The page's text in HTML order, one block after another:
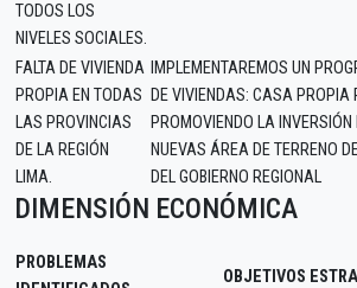
TODOS LOS
NIVELES SOCIALES.
FALTA DE VIVIENDA
PROPIA EN TODAS
LAS PROVINCIAS
DE LA REGIÓN
LIMA.
IMPLEMENTAREMOS UN
DE VIVIENDAS: CASA PROPIA
PROMOVIENDO LA INVERSIÓN
NUEVAS ÁREA DE TERRENO
DEL GOBIERNO REGIONAL
DIMENSIÓN ECONÓMICA
PROBLEMAS
OBJETIVOS